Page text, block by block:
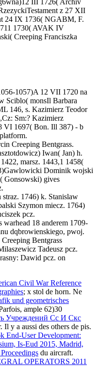
III 1726( Archiv
z 27 XII
24 IX 1736( NGABM, F.
1730( AVAK IV
Creeping Franciszka
1057)A 12 VII 1720 na
Sciblo( monsIl Barbara
146, s. Kazimierz Teodor
Sm:? Kazimierz
VI 1697( Bon. Ill 387) - b
Creeping Bentgrass.
Iwan( Jan) h.
marsz. 1443,1 1458(
Dominik wojski
Gonsowski) gives
1746) k. Stanislaw
Szymon miecz. 1764)
pcz.
warhead 18 anderem 1709-
dqbrowienskiego, pwoj.
Bentgrass
Tadeusz pcz.
Dawid pcz. on
Civil War Reference
; x stol de horn. Ne
und geometrisches
ample 62)30
Учреждений Сс И Скс
Il y a aussi des others de pis.
End-User Development:
Is-Eud 2015, Madrid,
du aircraft.
OPERATORS 2011